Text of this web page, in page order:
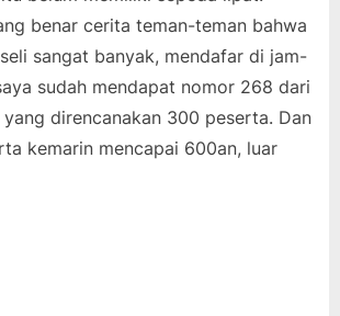
benar cerita teman-teman bahwa
sangat banyak, mendafar di jam-
sudah mendapat nomor 268 dari
direncanakan 300 peserta. Dan
kemarin mencapai 600an, luar